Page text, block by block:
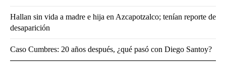
Hallan sin vida a madre e hija en Azcapotzalco; tenían reporte de
desaparición
Caso Cumbres: 20 años después, ¿qué pasó con Diego Santoy?